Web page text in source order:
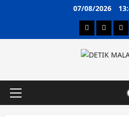
07/08/2026
Hubungi Kami
Terma &
Primary